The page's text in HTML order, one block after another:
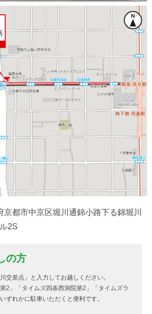
京都市中京区堀川通錦小路下る錦堀川
2S
の方
交差点」と入力してお越しください。
第2」「タイムズ四条西洞院第2」「タイムズラ
ずれかに駐車いただくと便利です。